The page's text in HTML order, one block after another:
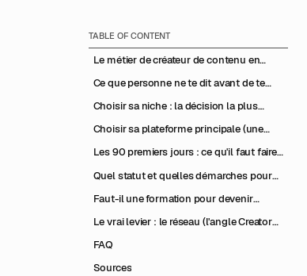
TABLE OF CONTENT
Le métier de créateur de contenu en
Ce que personne ne te dit avant de te
Choisir sa niche : la décision la plus
Choisir sa plateforme principale (une
Les 90 premiers jours : ce qu'il faut faire
Quel statut et quelles démarches pour
Faut-il une formation pour devenir
Le vrai levier : le réseau (l'angle Creator
FAQ
Sources